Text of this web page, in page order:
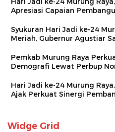
Apresiasi Capaian
Syukuran Hari Jadi ke-24
Meriah, Gubernur Agustiar
Pemkab Murung Raya
Demografi Lewat Perbup
Hari Jadi ke-24 Murung
Ajak Perkuat Sinergi
Widge Grid